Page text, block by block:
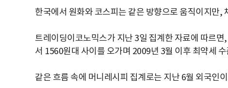
한국에서 원화와 코스피는 같은 방향으로 움직이지만,
트레이딩이코노믹스가 지난 3일 집계한 자료에 따르
서 1560원대 사이를 오가며 2009년 3월 이후 최약세
같은 흐름 속에 머니레시피 집계로는 지난 6월 외국인